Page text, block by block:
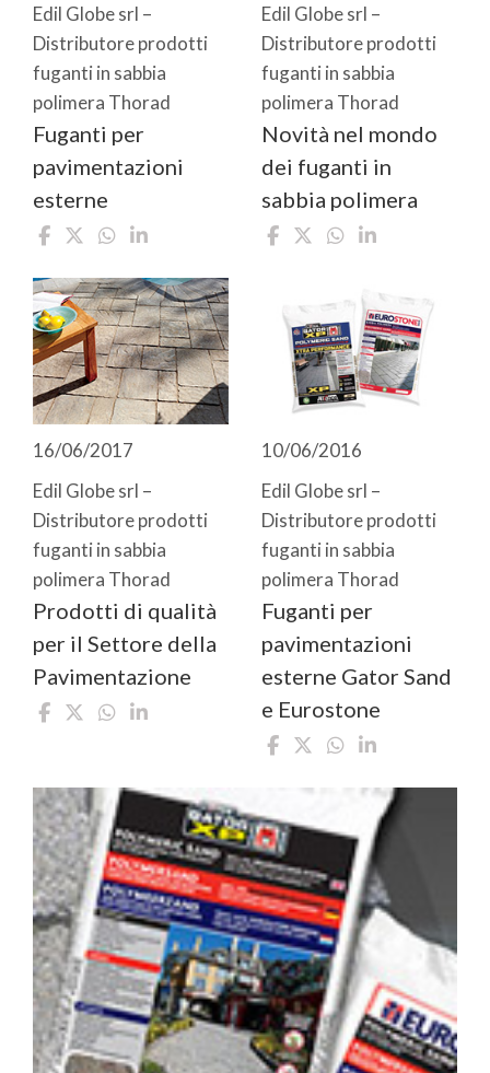
Edil Globe srl –
Distributore prodotti
fuganti in sabbia
polimera Thorad
Fuganti per
pavimentazioni
esterne
Edil Globe srl –
Distributore prodotti
fuganti in sabbia
polimera Thorad
Novità nel mondo
dei fuganti in
sabbia polimera
16/06/2017
Edil Globe srl –
Distributore prodotti
fuganti in sabbia
polimera Thorad
Prodotti di qualità
per il Settore della
Pavimentazione
10/06/2016
Edil Globe srl –
Distributore prodotti
fuganti in sabbia
polimera Thorad
Fuganti per
pavimentazioni
esterne Gator Sand
e Eurostone